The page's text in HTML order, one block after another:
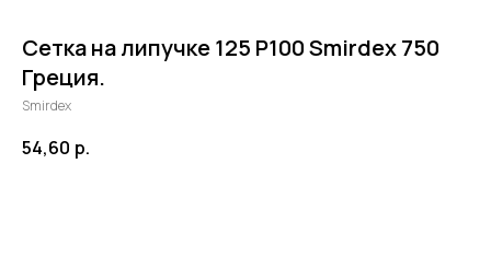
Сетка на липучке 125 Р100 Smirdex 750
Греция.
Smirdex
54,60 р.